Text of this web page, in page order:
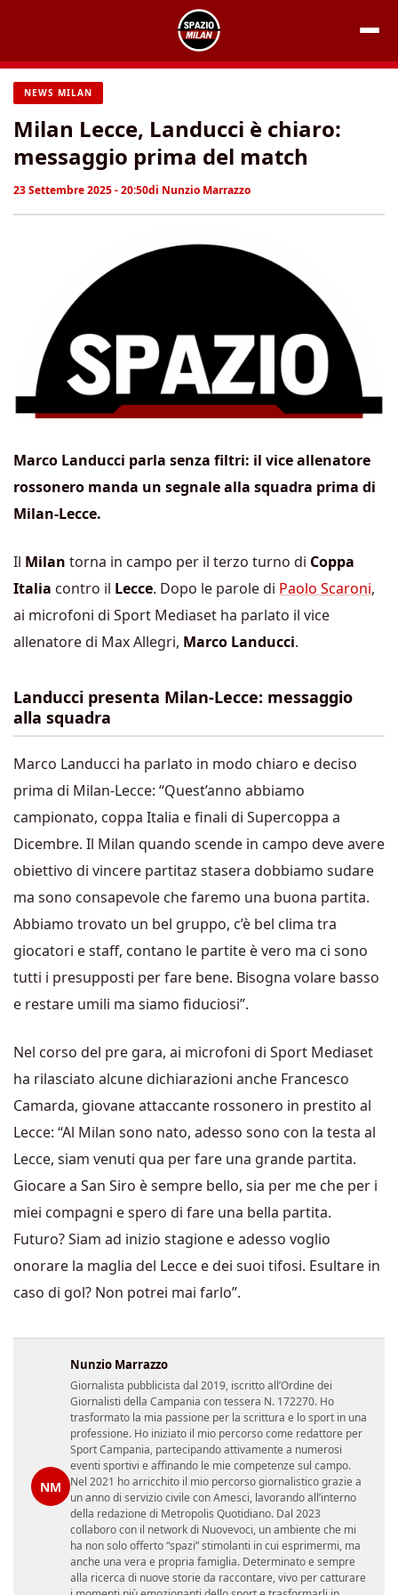
contenuto
NEWS MILAN
Milan Lecce, Landucci è chiaro:
messaggio prima del match
23 Settembre 2025 - 20:50di Nunzio Marrazzo
Marco Landucci parla senza filtri: il vice allenatore
rossonero manda un segnale alla squadra prima di
Milan-Lecce.
Il Milan torna in campo per il terzo turno di Coppa
Italia contro il Lecce. Dopo le parole di Paolo Scaroni,
ai microfoni di Sport Mediaset ha parlato il vice
allenatore di Max Allegri, Marco Landucci.
Landucci presenta Milan-Lecce: messaggio
alla squadra
Marco Landucci ha parlato in modo chiaro e deciso
prima di Milan-Lecce: “Quest’anno abbiamo
campionato, coppa Italia e finali di Supercoppa a
Dicembre. Il Milan quando scende in campo deve avere
obiettivo di vincere partitaz stasera dobbiamo sudare
ma sono consapevole che faremo una buona partita.
Abbiamo trovato un bel gruppo, c’è bel clima tra
giocatori e staff, contano le partite è vero ma ci sono
tutti i presupposti per fare bene. Bisogna volare basso
e restare umili ma siamo fiduciosi”.
Nel corso del pre gara, ai microfoni di Sport Mediaset
ha rilasciato alcune dichiarazioni anche Francesco
Camarda, giovane attaccante rossonero in prestito al
Lecce: “Al Milan sono nato, adesso sono con la testa al
Lecce, siam venuti qua per fare una grande partita.
Giocare a San Siro è sempre bello, sia per me che per i
miei compagni e spero di fare una bella partita.
Futuro? Siam ad inizio stagione e adesso voglio
onorare la maglia del Lecce e dei suoi tifosi. Esultare in
caso di gol? Non potrei mai farlo”.
NM
Nunzio Marrazzo
Giornalista pubblicista dal 2019, iscritto all’Ordine dei
Giornalisti della Campania con tessera N. 172270. Ho
trasformato la mia passione per la scrittura e lo sport in una
professione. Ho iniziato il mio percorso come redattore per
Sport Campania, partecipando attivamente a numerosi
eventi sportivi e affinando le mie competenze sul campo.
Nel 2021 ho arricchito il mio percorso giornalistico grazie a
un anno di servizio civile con Amesci, lavorando all’interno
della redazione di Metropolis Quotidiano. Dal 2023
collaboro con il network di Nuovevoci, un ambiente che mi
ha non solo offerto “spazi” stimolanti in cui esprimermi, ma
anche una vera e propria famiglia. Determinato e sempre
alla ricerca di nuove storie da raccontare, vivo per catturare